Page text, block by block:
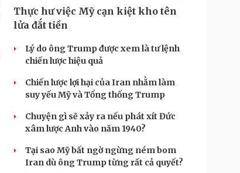
Thực hư việc Mỹ cạn kiệt kho tên
lửa đắt tiền
Lý do ông Trump được xem là tư lệnh
chiến lược hiệu quả
Chiến lược lợi hại của Iran nhằm làm
suy yếu Mỹ và Tổng thống Trump
Chuyện gì sẽ xảy ra nếu phát xít Đức
xâm lược Anh vào năm 1940?
Tại sao Mỹ bất ngờ ngừng ném bom
Iran dù ông Trump từng rất cả quyết?